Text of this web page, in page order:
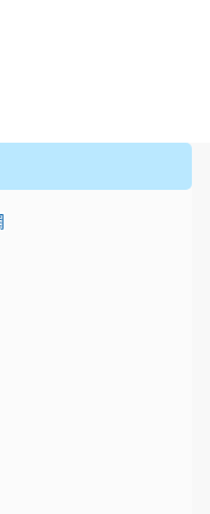
modules/
presentation/d/
presentation/d/